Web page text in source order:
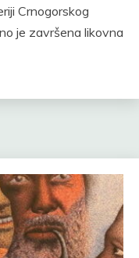
Crnogorskog
je završena likovna